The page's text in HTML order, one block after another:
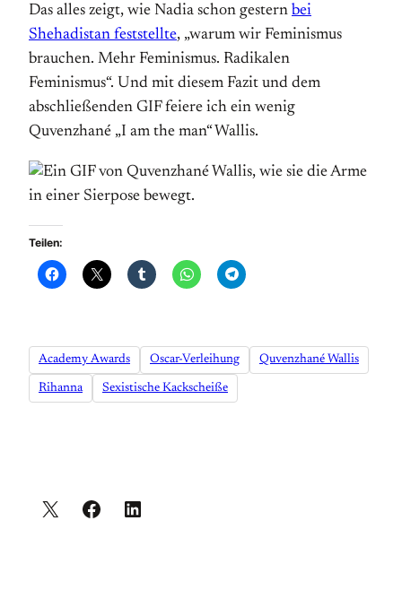
Das alles zeigt, wie Nadia schon gestern bei
Shehadistan feststellte, „warum wir Feminismus
brauchen. Mehr Feminismus. Radikalen
Feminismus“. Und mit diesem Fazit und dem
abschließenden GIF feiere ich ein wenig
Quvenzhané „I am the man“ Wallis.
Teilen:
Academy Awards Oscar-Verleihung Quvenzhané Wallis
Rihanna Sexistische Kackscheiße